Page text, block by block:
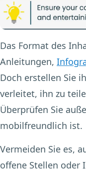
Das Format des
Anleitungen,
Doch erstellen Sie
verleitet, ihn zu
Überprüfen Sie
mobilfreundlich ist.
Vermeiden Sie es,
offene Stellen oder